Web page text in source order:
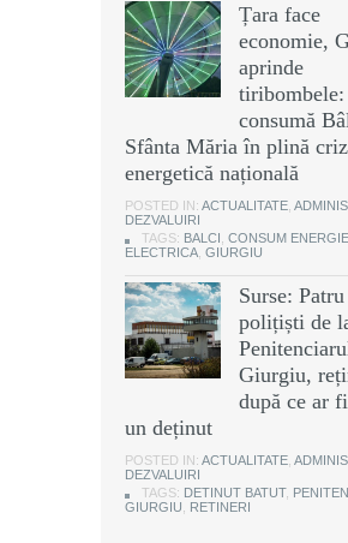
Țara face
economie,
aprinde
tiribombele:
consumă
Sfânta Măria în plină
energetică națională
POSTED IN: ACTUALITATE
DEZVALUIRI
TAGS: BALCI CONSUM ENERGIE
ELECTRICA GIURGIU
Surse: Patru
polițiști de
Giurgiu,
după ce ar
un deținut
POSTED IN: ACTUALITATE
DEZVALUIRI
TAGS: DETINUT BATUT,
GIURGIU
RETINERI